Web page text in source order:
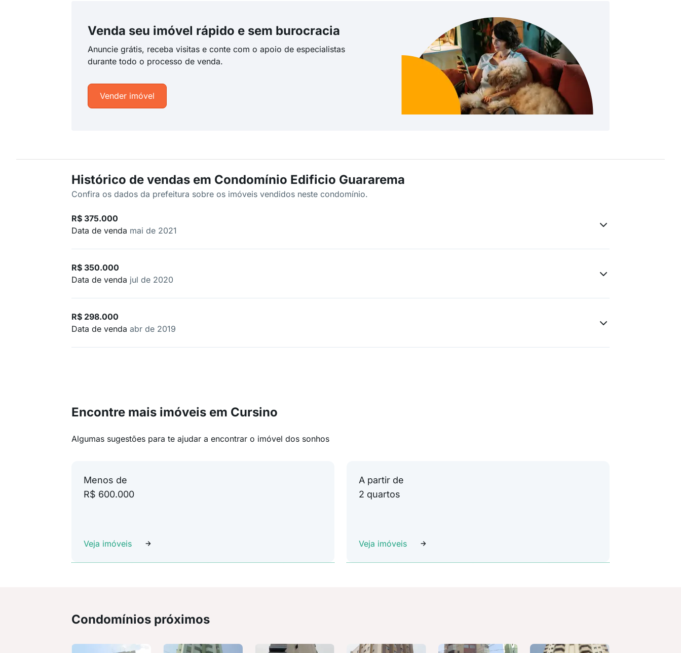
Venda seu imóvel rápido e sem burocracia
Anuncie grátis, receba visitas e conte com o apoio de especialistas
durante todo o processo de venda.
Vender imóvel
Histórico de vendas em Condomínio Edificio Guararema
Confira os dados da prefeitura sobre os imóveis vendidos neste condomínio.
R$ 375.000
Data de venda mai de 2021
R$ 350.000
Data de venda jul de 2020
R$ 298.000
Data de venda abr de 2019
Encontre mais imóveis em Cursino
Algumas sugestões para te ajudar a encontrar o imóvel dos sonhos
Menos de
R$ 600.000
Veja imóveis
A partir de
2 quartos
Veja imóveis
Condomínios próximos